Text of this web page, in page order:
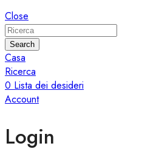
Close
Search
Casa
Ricerca
0 Lista dei desideri
Account
Login